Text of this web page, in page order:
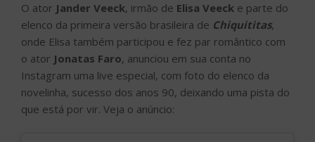
O ator Jander Veeck, irmão de Elisa Veeck e parte do
elenco da primeira versão brasileira de Chiquititas,
onde Elisa também participou e fez par romântico com
o ator Jonatas Faro, anunciou em sua conta no
Instagram uma live especial, com foto do elenco da
novelinha, sucesso dos anos 90, deixando uma pista do
que está por vir. Veja o anúncio: